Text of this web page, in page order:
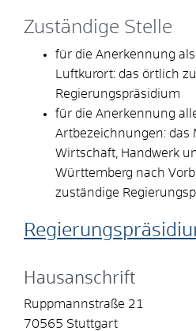
Zuständige Stelle
für die Anerkennung
Luftkurort: das örtlich
Regierungspräsidium
für die Anerkennung
Artbezeichnungen: das
Wirtschaft, Handwerk
Württemberg nach
zuständige
Hausanschrift
Ruppmannstraße 21
70565 Stuttgart